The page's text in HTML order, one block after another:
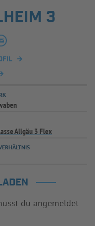
3
Allgäu 3 Flex
du angemeldet